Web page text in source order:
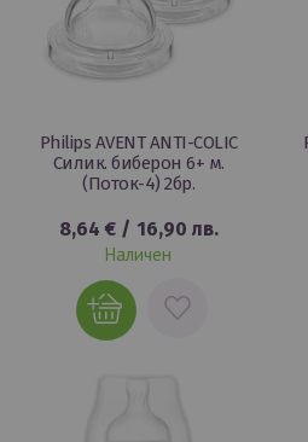
Philips AVENT ANTI-COLIC
Силик. биберон 6+ м.
(Поток-4) 2бр.
8,64 €/ 16,90 лв.
Наличен
ДОБАВИ